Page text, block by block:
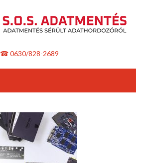
☎ 0630/828-2689